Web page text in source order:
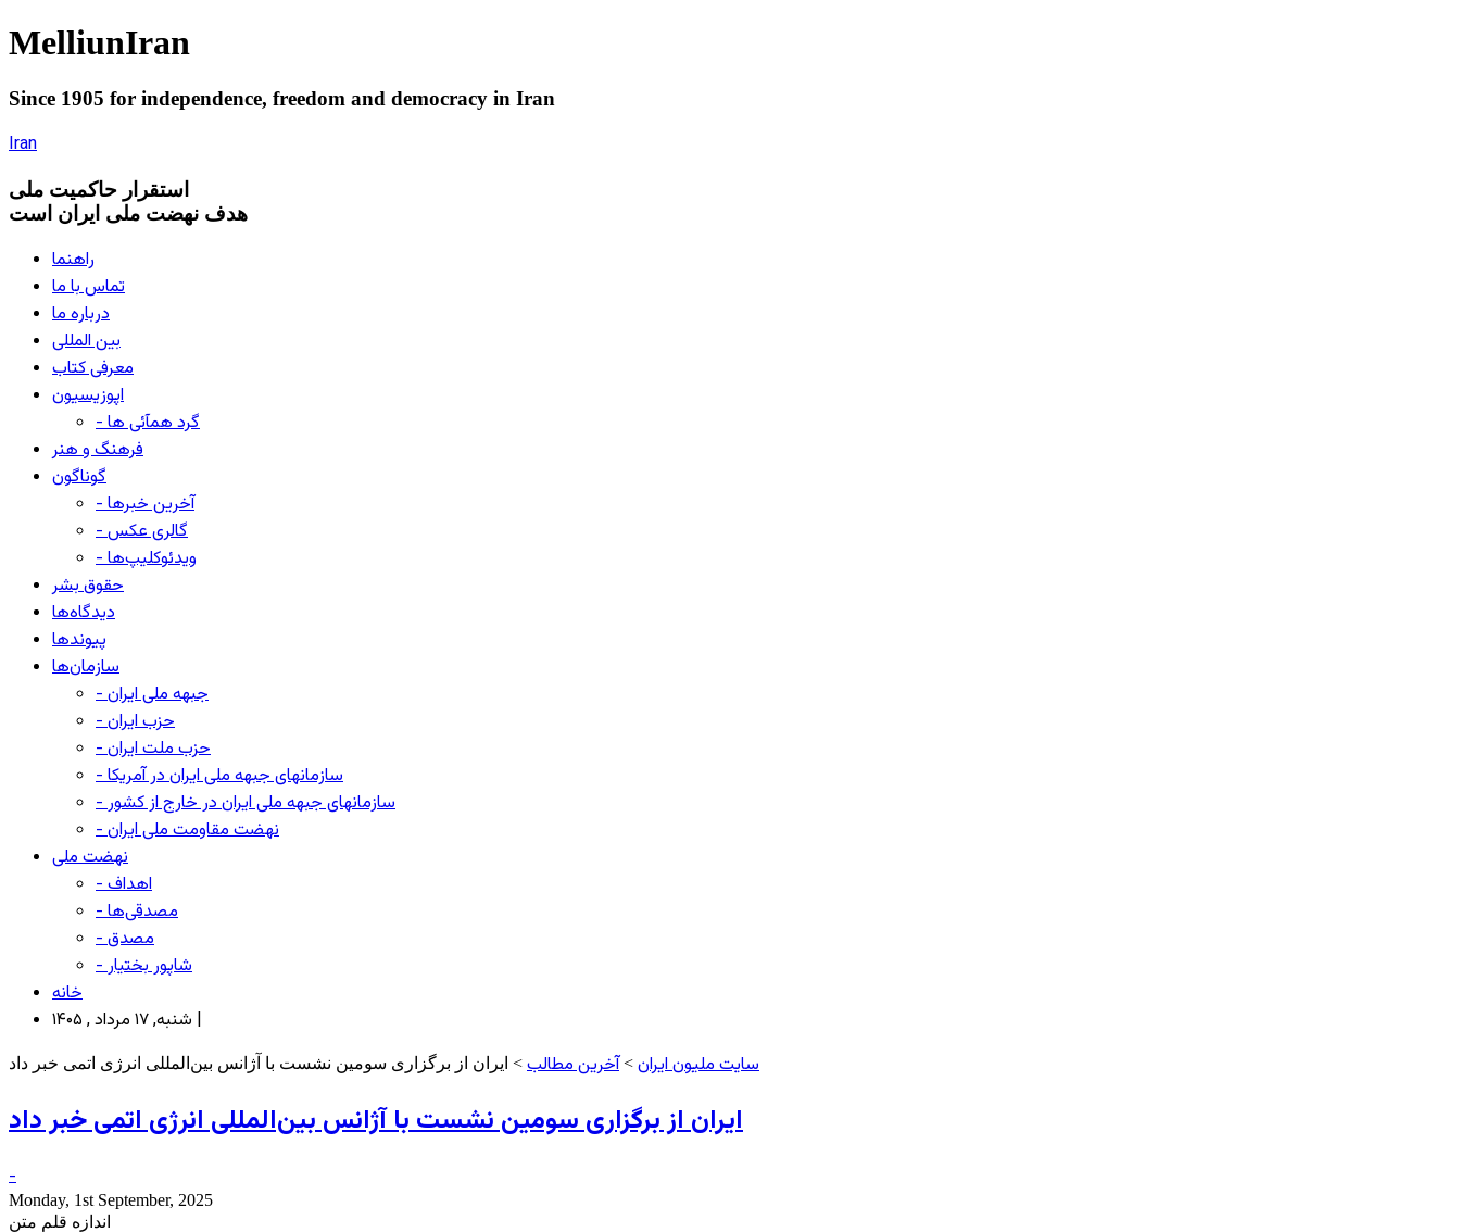
MelliunIran
Since 1905 for independence, freedom and democracy in Iran
Iran
استقرار حاکميت ملی
هدف نهضت ملی ایران است
راهنما
تماس با ما
درباره ما
بین المللی
معرفی کتاب
اپوزیسیون
- گرد همآئی ها
فرهنگ و هنر
گوناگون
- آخرین خبرها
- گالری عکس
- ویدئوکلیپ‌ها
حقوق بشر
دیدگاه‌ها
پیوندها
سازمان‌ها
- جبهه ملی ایران
- حزب ایران
- حزب ملت ایران
- سازمانهای جبهه ملی ایران در آمریکا
- سازمانهای جبهه ملی ایران در خارج از کشور
- نهضت مقاومت ملی ایران
نهضت ملی
- اهداف
- مصدقی‌ها
- مصدق
- شاپور بختیار
خانه
شنبه, ۱۷ مرداد , ۱۴۰۵ |
سایت ملیون ایران >آخرین مطالب > ایران از برگزاری سومین نشست با آژانس بین‌المللی انرژی اتمی خبر داد
ایران از برگزاری سومین نشست با آژانس بین‌المللی انرژی اتمی خبر داد
-
Monday, 1st September, 2025
اندازه قلم متن